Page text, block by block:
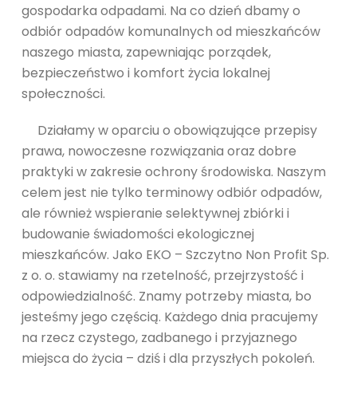
gospodarka odpadami. Na co dzień dbamy o
odbiór odpadów komunalnych od mieszkańców
naszego miasta, zapewniając porządek,
bezpieczeństwo i komfort życia lokalnej
społeczności.
Działamy w oparciu o obowiązujące przepisy
prawa, nowoczesne rozwiązania oraz dobre
praktyki w zakresie ochrony środowiska. Naszym
celem jest nie tylko terminowy odbiór odpadów,
ale również wspieranie selektywnej zbiórki i
budowanie świadomości ekologicznej
mieszkańców. Jako EKO – Szczytno Non Profit Sp.
z o. o. stawiamy na rzetelność, przejrzystość i
odpowiedzialność. Znamy potrzeby miasta, bo
jesteśmy jego częścią. Każdego dnia pracujemy
na rzecz czystego, zadbanego i przyjaznego
miejsca do życia – dziś i dla przyszłych pokoleń.